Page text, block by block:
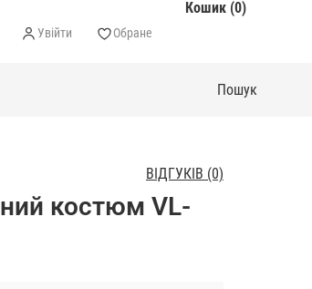
Увійти Обране
Кошик (0)
ВІДГУКІВ (0)
костюм VL-